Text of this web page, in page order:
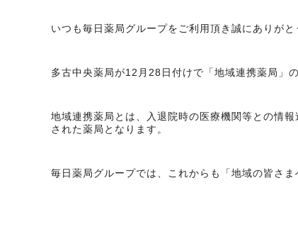
いつも毎日薬局グループをご利用頂き誠にありがと
多古中央薬局が12月28日付けで「地域連携薬局」
地域連携薬局とは、入退院時の医療機関等との情
された薬局となります。
毎日薬局グループでは、これからも「地域の皆さ